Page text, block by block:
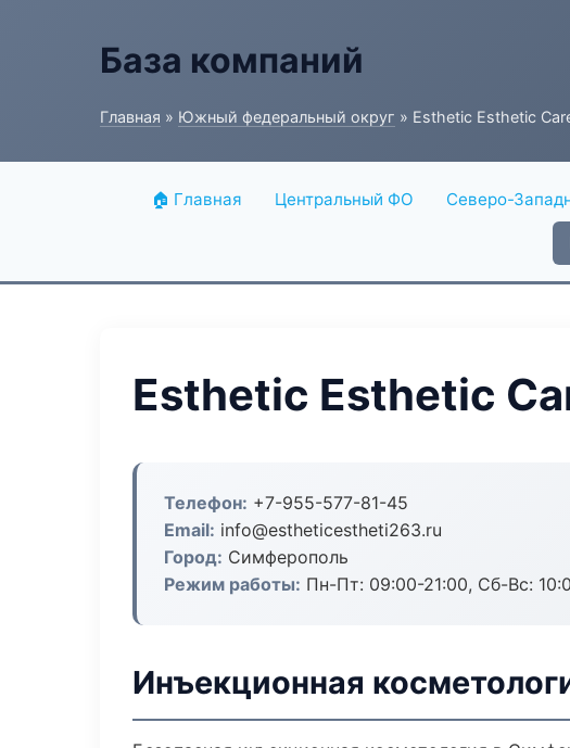
База компаний
Главная » Южный федеральный округ » Esthetic Esthetic
🏠 Главная Центральный ФО Северо-
Esthetic Esthetic
Телефон: +7-955-577-81-45
Email: info@estheticestheti263.ru
Город: Симферополь
Режим работы: Пн-Пт: 09:00-21:00, Сб-Вс:
Инъекционная